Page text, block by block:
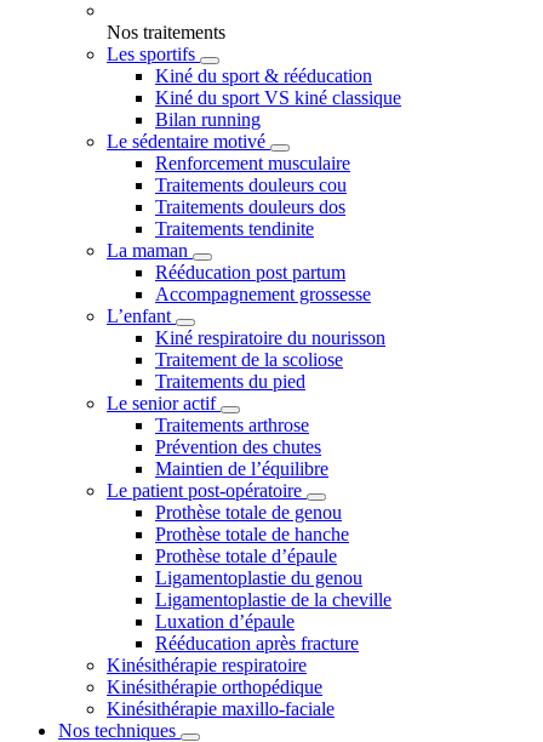
Nos traitements
Les sportifs
Kiné du sport & rééducation
Kiné du sport VS kiné classique
Bilan running
Le sédentaire motivé
Renforcement musculaire
Traitements douleurs cou
Traitements douleurs dos
Traitements tendinite
La maman
Rééducation post partum
Accompagnement grossesse
L’enfant
Kiné respiratoire du nourisson
Traitement de la scoliose
Traitements du pied
Le senior actif
Traitements arthrose
Prévention des chutes
Maintien de l’équilibre
Le patient post-opératoire
Prothèse totale de genou
Prothèse totale de hanche
Prothèse totale d’épaule
Ligamentoplastie du genou
Ligamentoplastie de la cheville
Luxation d’épaule
Rééducation après fracture
Kinésithérapie respiratoire
Kinésithérapie orthopédique
Kinésithérapie maxillo-faciale
Nos techniques